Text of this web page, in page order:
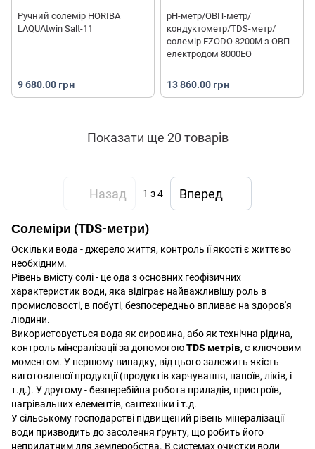
Ручний солемір HORIBA
LAQUAtwin Salt-11
9 680.00 грн
pH-метр/ОВП-метр/
кондуктометр/TDS-метр/
солемір EZODO 8200M з ОВП-
електродом 8000EO
13 860.00 грн
Показати ще 20 товарів
Назад 1 з 4 Вперед
Солеміри (TDS-метри)
Оскільки вода - джерело життя, контроль її якості є життєво
необхідним.
Рівень вмісту солі - це ода з основних геофізичних
характеристик води, яка відіграє найважливішу роль в
промисловості, в побуті, безпосередньо впливає на здоров'я
людини.
Використовується вода як сировина, або як технічна рідина,
контроль мінералізації за допомогоюTDS метрів, є ключовим
моментом. У першому випадку, від цього залежить якість
виготовленої продукції (продуктів харчування, напоїв, ліків, і
т.д.). У другому - безперебійна робота приладів, пристроїв,
нагрівальних елементів, сантехніки і т.д.
У сільському господарстві підвищений рівень мінералізації
води призводить до засолення ґрунту, що робить його
непридатним для землеробства. В системах очистки води